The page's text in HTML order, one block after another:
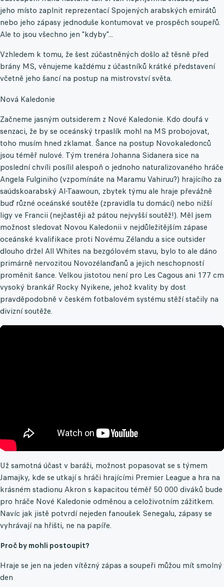
jeho místo zaplnit reprezentací Spojených arabských emirátů
nebo jeho zápasy jednoduše kontumovat ve prospěch soupeřů.
Ale to jsou všechno jen "kdyby"...
Vzhledem k tomu, že šest zúčastněných došlo až těsně před
brány MS, věnujeme každému z účastníků krátké představení
včetně jeho šancí na postup na mistrovství světa.
Nová Kaledonie
Začneme jasným outsiderem z Nové Kaledonie. Kdo doufá v
senzaci, že by se oceánský trpaslík mohl na MS probojovat,
toho musím hned zklamat. Šance na postup Novokaledonců
jsou téměř nulové. Tým trenéra Johanna Sidanera sice na
poslední chvíli posílil alespoň o jednoho naturalizovaného hráče
Angela Fulginiho (vzpomínáte na Maramu Vahiruu?) hrajícího za
saúdskoarabský Al-Taawoun, zbytek týmu ale hraje převážně
buď různé oceánské soutěže (zpravidla tu domácí) nebo nižší
ligy ve Francii (nejčastěji až pátou nejvyšší soutěž!). Měl jsem
možnost sledovat Novou Kaledonii v nejdůležitějším zápase
oceánské kvalifikace proti Novému Zélandu a sice outsider
dlouho držel All Whites na bezgólovém stavu, bylo to ale dáno
primárně nervozitou Novozélanďanů a jejich neschopností
proměnit šance. Velkou jistotou není pro Les Cagous ani 177 cm
vysoký brankář Rocky Nyikene, jehož kvality by dost
pravděpodobně v českém fotbalovém systému stěží stačily na
divizní soutěže.
Už samotná účast v baráži, možnost popasovat se s týmem
Jamajky, kde se utkají s hráči hrajícími Premier League a hra na
krásném stadionu Akron s kapacitou téměř 50 000 diváků bude
pro hráče Nové Kaledonie odměnou a celoživotním zážitkem.
Navíc jak jistě potvrdí nejeden fanoušek Senegalu, zápasy se
vyhrávají na hřišti, ne na papíře.
Proč by mohli postoupit?
Hraje se jen na jeden vítězný zápas a soupeři můžou mít smolný
den